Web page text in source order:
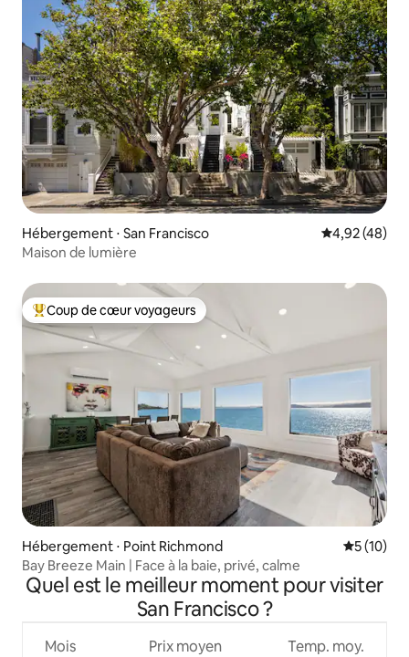
Hébergement ⋅ San Francisco Évaluation
4,92 (48)
Maison de lumière
Coups de cœur voyageurs les plus appréciés
Coup de cœur voyageurs
Hébergement ⋅ Point Richmond
5 (10)
Bay Breeze Main | Face à la baie, privé, calme
Quel est le meilleur moment pour visiter
San Francisco ?
Mois Prix moyen Temp. moy.